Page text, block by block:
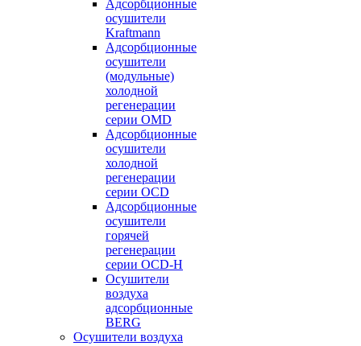
Адсорбционные
осушители
Kraftmann
Адсорбционные
осушители
(модульные)
холодной
регенерации
серии OMD
Адсорбционные
осушители
холодной
регенерации
серии OCD
Адсорбционные
осушители
горячей
регенерации
серии OСD-H
Осушители
воздуха
адсорбционные
BERG
Осушители воздуха